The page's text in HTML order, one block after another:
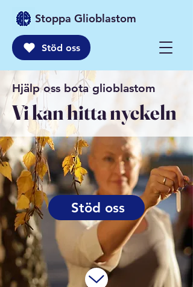
Stoppa Glioblastom
Stöd oss
Hjälp oss bota glioblastom
Vi kan hitta nyckeln
Stöd oss